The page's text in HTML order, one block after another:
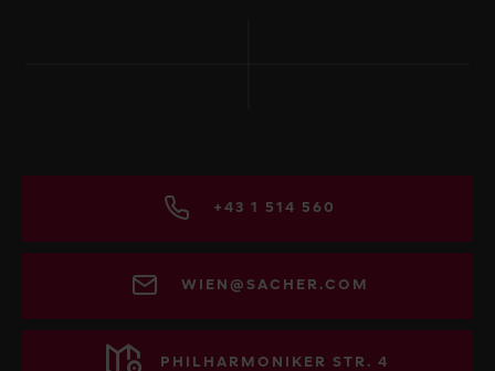
+43 1 514 560
WIEN@SACHER.COM
PHILHARMONIKER STR. 4